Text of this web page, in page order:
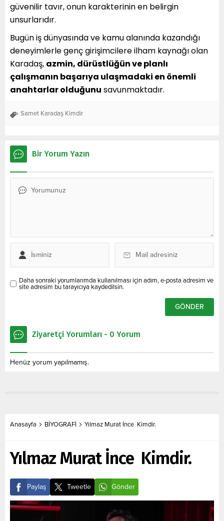
güvenilir tavır, onun karakterinin en belirgin
unsurlarıdır.
Bugün iş dünyasında ve kamu alanında kazandığı
deneyimlerle genç girişimcilere ilham kaynağı olan
Karadaş, azmin, dürüstlüğün ve planlı
çalışmanın başarıya ulaşmadaki en önemli
anahtarlar olduğunu savunmaktadır.
Samet Karadaş Kimdir
Bir Yorum Yazın
Daha sonraki yorumlarımda kullanılması için adım, e-posta adresim ve
site adresim bu tarayıcıya kaydedilsin.
Ziyaretçi Yorumları - 0 Yorum
Henüz yorum yapılmamış.
Anasayfa BİYOGRAFİ Yılmaz Murat İnce Kimdir.
Yılmaz Murat İnce Kimdir.
Paylaş Tweetle Gönder